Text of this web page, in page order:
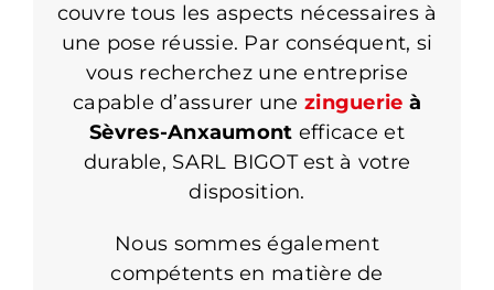
couvre tous les aspects nécessaires à
une pose réussie. Par conséquent, si
vous recherchez une entreprise
capable d’assurer une zinguerie à
Sèvres-Anxaumont efficace et
durable, SARL BIGOT est à votre
disposition.
Nous sommes également
compétents en matière de